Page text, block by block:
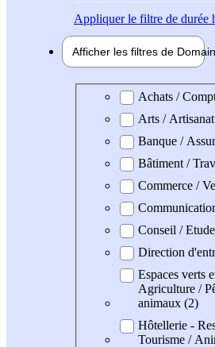
Appliquerle filtre de durée
Afficher les filtres de
Domaine professionel
Achats /
Arts /
Banque /
Bâtiment /
Commerce /
Conseil /
Direction
Espaces verts
Agriculture /
animaux (2)
Hôtellerie -
Tourisme /